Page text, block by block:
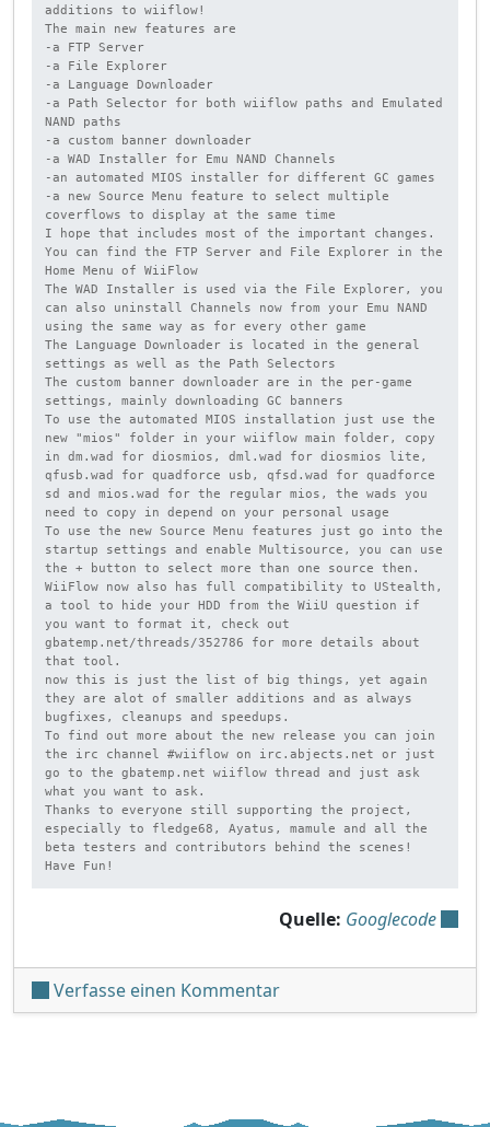
additions to wiiflow!
The main new features are
-a FTP Server
-a File Explorer
-a Language Downloader
-a Path Selector for both wiiflow paths and Emulated
NAND paths
-a custom banner downloader
-a WAD Installer for Emu NAND Channels
-an automated MIOS installer for different GC games
-a new Source Menu feature to select multiple
coverflows to display at the same time
I hope that includes most of the important changes.
You can find the FTP Server and File Explorer in the
Home Menu of WiiFlow
The WAD Installer is used via the File Explorer, you
can also uninstall Channels now from your Emu NAND
using the same way as for every other game
The Language Downloader is located in the general
settings as well as the Path Selectors
The custom banner downloader are in the per-game
settings, mainly downloading GC banners
To use the automated MIOS installation just use the
new "mios" folder in your wiiflow main folder, copy
in dm.wad for diosmios, dml.wad for diosmios lite,
qfusb.wad for quadforce usb, qfsd.wad for quadforce
sd and mios.wad for the regular mios, the wads you
need to copy in depend on your personal usage
To use the new Source Menu features just go into the
startup settings and enable Multisource, you can use
the + button to select more than one source then.
WiiFlow now also has full compatibility to UStealth,
a tool to hide your HDD from the WiiU question if
you want to format it, check out
gbatemp.net/threads/352786 for more details about
that tool.
now this is just the list of big things, yet again
they are alot of smaller additions and as always
bugfixes, cleanups and speedups.
To find out more about the new release you can join
the irc channel #wiiflow on irc.abjects.net or just
go to the gbatemp.net wiiflow thread and just ask
what you want to ask.
Thanks to everyone still supporting the project,
especially to fledge68, Ayatus, mamule and all the
beta testers and contributors behind the scenes!
Have Fun!
Quelle: Googlecode
Verfasse einen Kommentarunter 'WiiFlow v4.2'